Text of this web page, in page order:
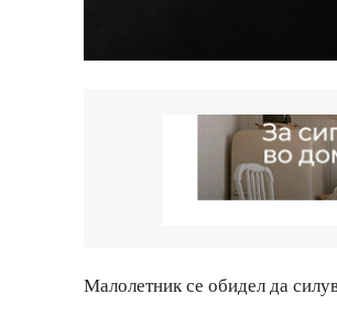
Малолетник се обидел да